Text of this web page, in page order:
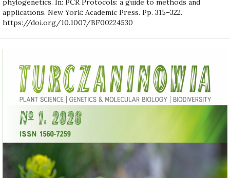
applications. New York: Academic Press. Pp. 315–322.
https://doi.org/10.1007/BF00224530